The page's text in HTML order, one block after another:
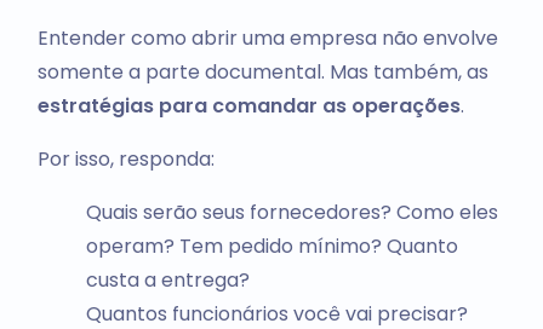
Entender como abrir uma empresa não envolve
somente a parte documental. Mas também, as
estratégias para comandar as operações.
Por isso, responda:
Quais serão seus fornecedores? Como eles
operam? Tem pedido mínimo? Quanto
custa a entrega?
Quantos funcionários você vai precisar?